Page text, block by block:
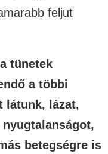
feljut
tünetek
a többi
látunk, lázat,
betegségre is